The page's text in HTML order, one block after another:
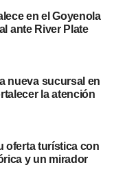
La cita será el
Raúl
LA B
en el Goyenola
ante River Plate
nueva sucursal en
la atención
oferta turística con
y un mirador